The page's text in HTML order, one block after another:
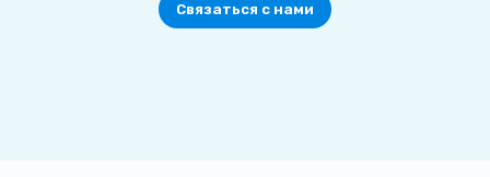
Связаться с нами